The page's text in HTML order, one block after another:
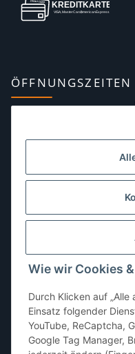
Wie wir Cookies
Durch Klicken auf
Einsatz folgender
YouTube, ReCaptcha,
Google Tag Manager,
ÖFFNUNGSZEITEN
10:00–13:00,
Dienstag:10:00–13:00,
10:00–13:00
Freitag:10:00–13:00,
Sonntag: geschlossen